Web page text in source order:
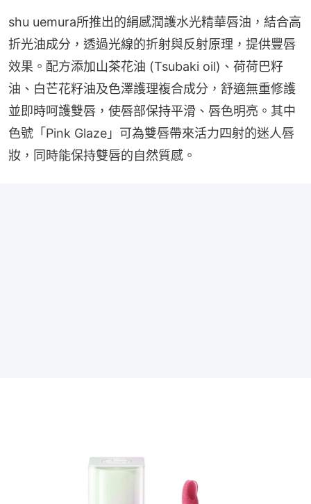
shu uemura所推出的絹感潤護水光精華唇油，結合高
折光油成分，透過光線的折射與反射原理，提供豐唇
效果。配方添加山茶花油 (Tsubaki oil)、荷荷巴籽
油、白芒花籽油及色澤護理複合成分，舒適無重修護
並即時呵護雙唇，使唇部保持平滑、唇色明亮。其中
色號「Pink Glaze」可為雙唇帶來活力四射的迷人唇
妝，同時能保持雙唇的自然質感。